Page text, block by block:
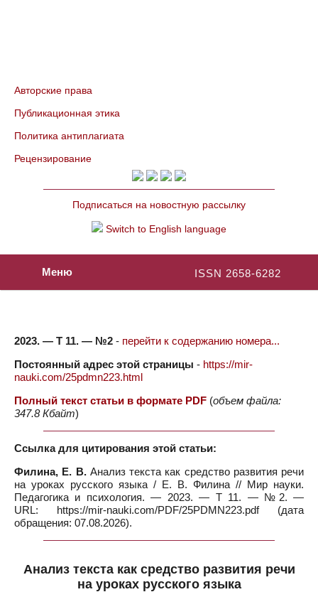
Авторские права
Публикационная этика
Политика антиплагиата
Рецензирование
Подписаться на новостную рассылку
Switch to English language
ISSN 2658-6282
Меню
2023. — Т 11. — №2 - перейти к содержанию номера...
Постоянный адрес этой страницы - https://mir-
nauki.com/25pdmn223.html
Полный текст статьи в формате PDF (объем файла:
347.8 Кбайт)
Ссылка для цитирования этой статьи:
Филина, Е. В.Анализ текста как средство развития речи
на уроках русского языка / Е. В. Филина // Мир науки.
Педагогика и психология. — 2023. — Т 11. — №2. —
URL: https://mir-nauki.com/PDF/25PDMN223.pdf (дата
обращения: 07.08.2026).
Анализ текста как средство развития речи
на уроках русского языка